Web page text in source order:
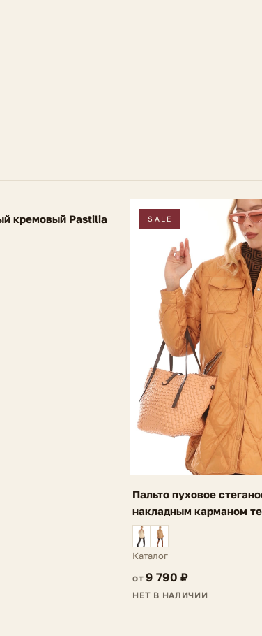
кремовый Pastilia SALE
Пальто пуховое
накладным карманом
оранжевое Ria
Каталог
от9 790 ₽
НЕТ В НАЛИЧИИ